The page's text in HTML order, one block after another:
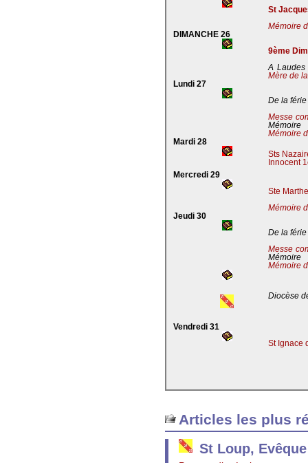
St
Mémoire
DIMANCHE 26
9ème
A
Mère de
Lundi 27
De la férie
Messe
Mémoire
Mémoire
Mardi 28
Sts
Innocent
Mercredi 29
Ste
Mémoire
Jeudi 30
De la férie
Messe
Mémoire
Mémoire
Diocèse
Vendredi 31
St Ignace
Articles les plus
St Loup,